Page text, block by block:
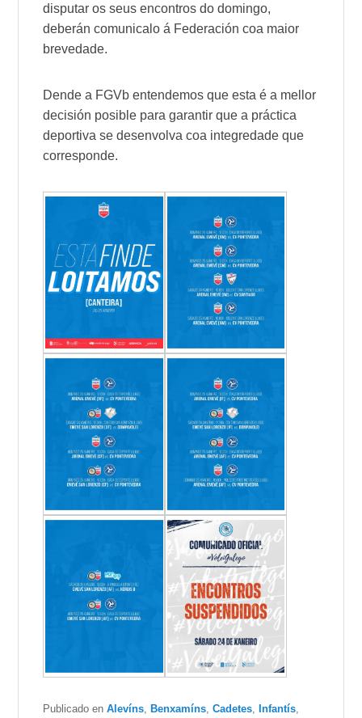
disputar os seus encontros do domingo,
deberán comunicalo á Federación coa maior
brevedade.
Dende a FGVb entendemos que esta é a mellor
decisión posible para garantir que a práctica
deportiva se desenvolva coa integredade que
corresponde.
Publicado en Alevíns ,Benxamíns ,Cadetes ,Infantís